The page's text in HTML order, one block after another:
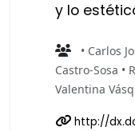
y lo
• Carlos
Castro-Sosa •
Valentina
http://